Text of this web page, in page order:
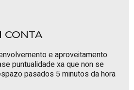
CONTA
e aproveitamento
puntualidade xa que non se
pasados 5 minutos da hora